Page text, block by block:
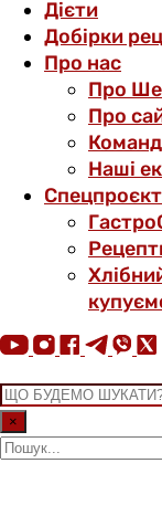
Дієти
Добірки
Про нас
Про
Про
Наші
×